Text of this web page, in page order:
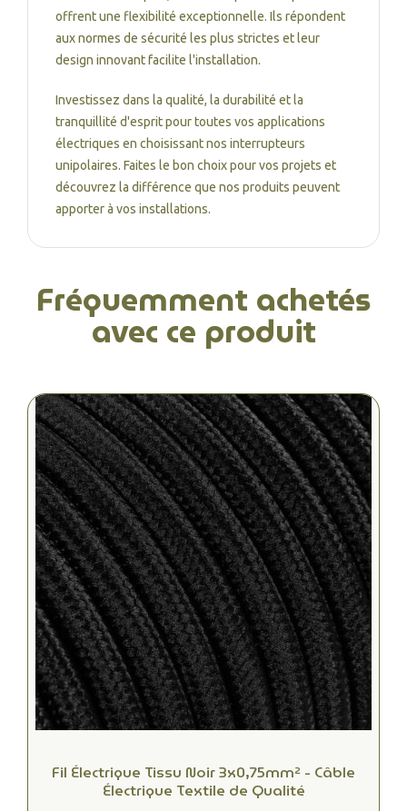
offrent une flexibilité exceptionnelle. Ils répondent
aux normes de sécurité les plus strictes et leur
design innovant facilite l'installation.
Investissez dans la qualité, la durabilité et la
tranquillité d'esprit pour toutes vos applications
électriques en choisissant nos interrupteurs
unipolaires. Faites le bon choix pour vos projets et
découvrez la différence que nos produits peuvent
apporter à vos installations.
Fréquemment achetés
avec ce produit
Fil Électrique Tissu Noir 3x0,75mm² - Câble
Électrique Textile de Qualité